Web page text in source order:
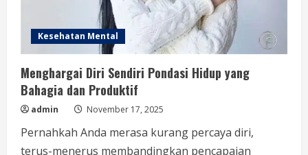
Kesehatan Mental
Menghargai Diri Sendiri Pondasi Hidup yang
Bahagia dan Produktif
admin November 17, 2025
Pernahkah Anda merasa kurang percaya diri,
terus-menerus membandingkan pencapaian